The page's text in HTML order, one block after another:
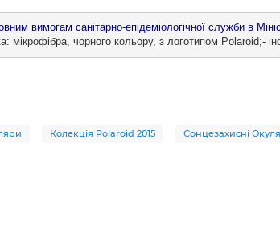
вимогам санітарно-епідеміологічної служби в
мікрофібра, чорного кольору, з логотипом Polaroid;-
Колекція Polaroid 2015 Сонцезахисні